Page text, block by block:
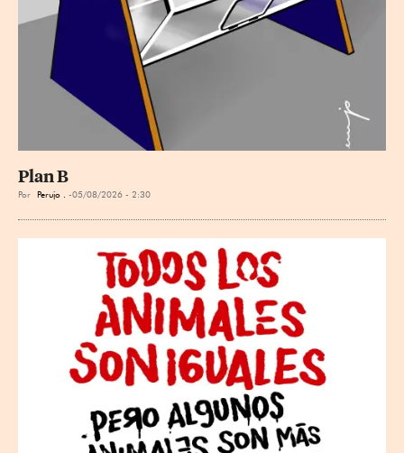
Plan B
Por Perujo . 05/08/2026 - 2:30